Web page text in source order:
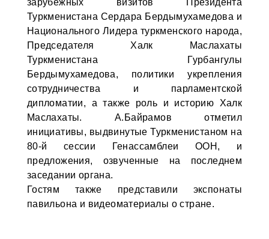
зарубежных визитов Президента
Туркменистана Сердара Бердымухамедова и
Национального Лидера туркменского народа,
Председателя Халк Маслахаты
Туркменистана Гурбангулы
Бердымухамедова, политики укрепления
сотрудничества и парламентской
дипломатии, а также роль и историю Халк
Маслахаты. А.Байрамов отметил
инициативы, выдвинутые Туркменистаном на
80-й сессии Генассамблеи ООН, и
предложения, озвученные на последнем
заседании органа.
Гостям также представили экспонаты
павильона и видеоматериалы о стране.